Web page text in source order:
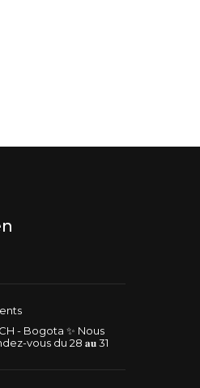
- Bogota ✨ Nous
vous du 28 𝐚𝐮 31